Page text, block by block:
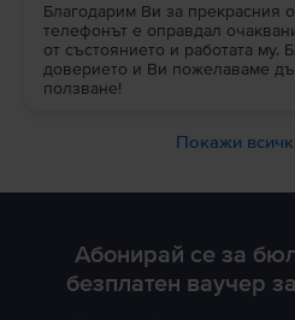
Благодарим Ви за прекрасния
телефонът е оправдал
от състоянието и работата му.
доверието и Ви пожелаваме
ползване!
Покажи
Абонирай се за
безплатен ваучер